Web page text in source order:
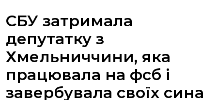
ВІДЕОГАЛЕРЕЯ
КОНТАКТИ ПРЕСЦЕНТРУ
СБУ затримала
депутатку з
Хмельниччини, яка
працювала на фсб і
завербувала своїх сина